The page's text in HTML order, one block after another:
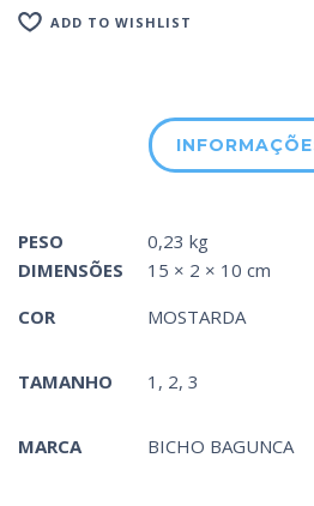
ADD TO WISHLIST
PESO
0,23 kg
DIMENSÕES
15 × 2 × 10 cm
COR
MOSTARDA
TAMANHO 1, 2, 3
MARCA BICHO BAGUNCA